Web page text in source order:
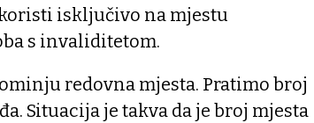
isključivo na mjestu
s invaliditetom.
redovna mjesta. Pratimo broj
Situacija je takva da je broj mjesta